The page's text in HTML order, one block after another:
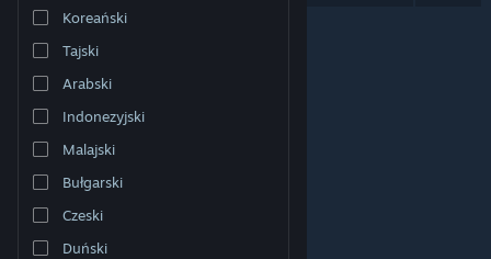
Pobierz aplikację mobilną Steam
Wersja przeglądarkowa
Koreański
Tajski
Arabski
Indonezyjski
Malajski
Bułgarski
Czeski
Duński